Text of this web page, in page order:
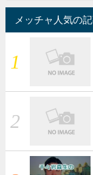
メッチャ人気の